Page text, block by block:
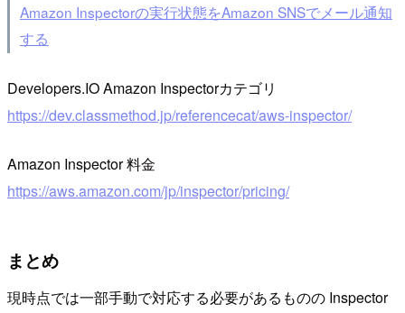
Amazon Inspectorの実行状態をAmazon SNSでメール通知
する
Developers.IO Amazon Inspectorカテゴリ
https://dev.classmethod.jp/referencecat/aws-inspector/
Amazon Inspector 料金
https://aws.amazon.com/jp/inspector/pricing/
まとめ
現時点では一部手動で対応する必要があるものの Inspector